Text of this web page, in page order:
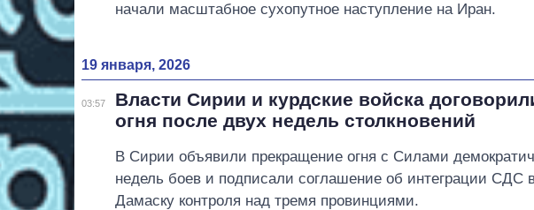
начали масштабное сухопутное наступление на Иран.
19 января, 2026
03:57
Власти Сирии и курдские войска
огня после двух недель столкновений
В Сирии объявили прекращение огня с Силами
недель боев и подписали соглашение об интеграции
Дамаску контроля над тремя провинциями.